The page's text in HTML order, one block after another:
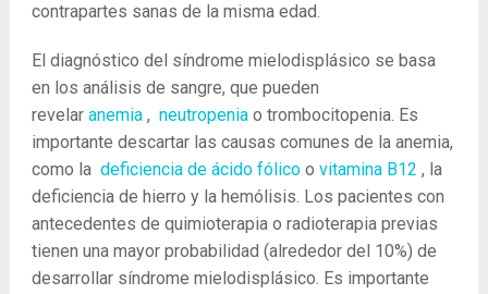
contrapartes sanas de la misma edad.
El diagnóstico del síndrome mielodisplásico se basa
en los análisis de sangre, que pueden
revelar anemia, neutropeniao trombocitopenia. Es
importante descartar las causas comunes de la anemia,
como la deficiencia de ácido fólicoo vitamina B12 , la
deficiencia de hierro y la hemólisis. Los pacientes con
antecedentes de quimioterapia o radioterapia previas
tienen una mayor probabilidad (alrededor del 10%) de
desarrollar síndrome mielodisplásico. Es importante